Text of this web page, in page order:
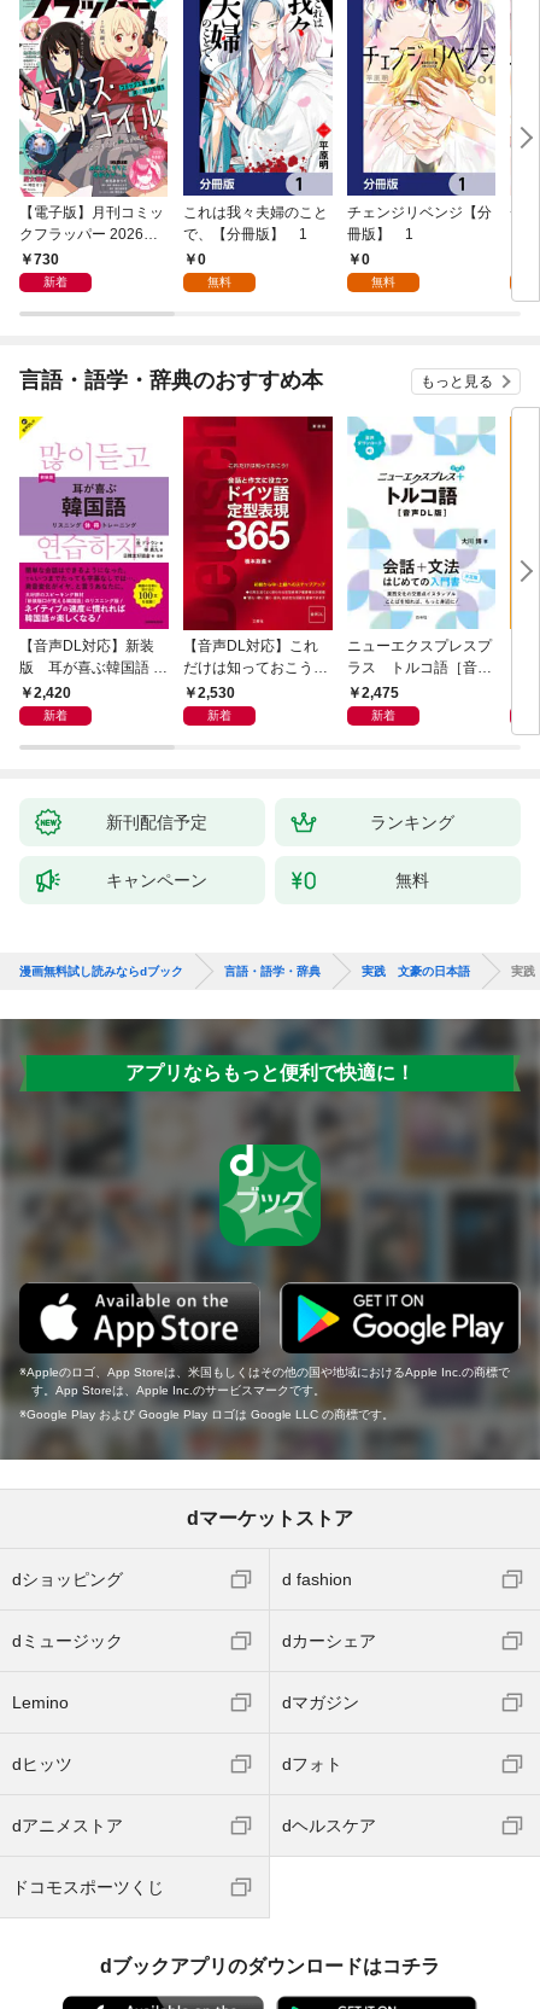
【電子版】月刊コミッ
クフラッパー 2026年9
月号730
新着
これは我々夫婦のこと
で、【分冊版】 1
0
無料
チェンジリベンジ【分
冊版】 1
0
無料
チ
言語・語学・辞典のおすすめ本 もっと見る
【音声DL対応】新装
版 耳が喜ぶ韓国語 リ
スニング体得トレーニ
ング
2,420
新着
【音声DL対応】これ
だけは知っておこう！
新装版 会話と作文に
役立つドイツ語定型表
2,530
新着
ニューエクスプレスプ
ラス トルコ語［音声
DL版］
2,475
新着
新刊配信予定 ランキング
キャンペーン 無料
漫画無料試し読みならdブック 言語・語学・辞典 実践 文豪の日本語 実践
アプリならもっと便利で快適に！
Appleのロゴ、App Storeは、米国もしくはその他の国や地域におけるApple Inc.の商標で
す。App Storeは、Apple Inc.のサービスマークです。
Google Play および Google Play ロゴは Google LLC の商標です。
dマーケットストア
dショッピング d fashion
dミュージック dカーシェア
Lemino dマガジン
dヒッツ dフォト
dアニメストア dヘルスケア
ドコモスポーツくじ
dブックアプリのダウンロードはコチラ